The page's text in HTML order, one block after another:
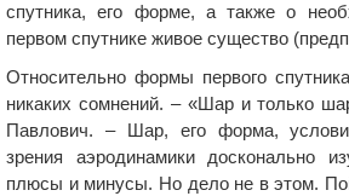
спутника, его форме, а также о
первом спутнике живое существо
Относительно формы первого
никаких сомнений. – «Шар и только
Павлович. – Шар, его форма,
зрения аэродинамики досконально
плюсы и минусы. Но дело не в этом.